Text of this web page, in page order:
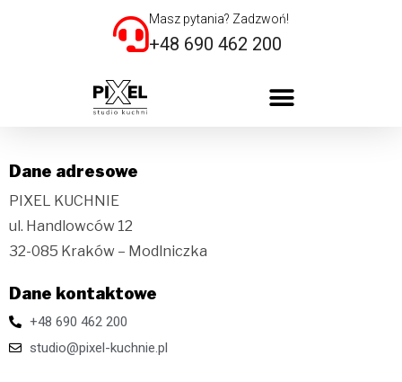
Masz pytania? Zadzwoń!
+48 690 462 200
Dane adresowe
PIXEL KUCHNIE
ul. Handlowców 12
32-085 Kraków – Modlniczka
Dane kontaktowe
+48 690 462 200
studio@pixel-kuchnie.pl